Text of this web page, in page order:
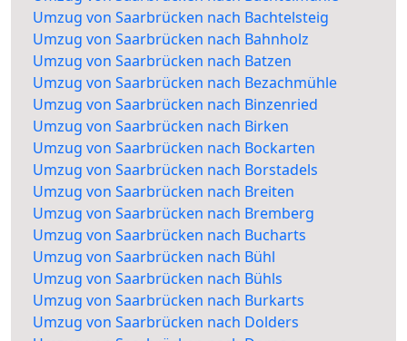
Umzug von Saarbrücken nach Bachtelsteig
Umzug von Saarbrücken nach Bahnholz
Umzug von Saarbrücken nach Batzen
Umzug von Saarbrücken nach Bezachmühle
Umzug von Saarbrücken nach Binzenried
Umzug von Saarbrücken nach Birken
Umzug von Saarbrücken nach Bockarten
Umzug von Saarbrücken nach Borstadels
Umzug von Saarbrücken nach Breiten
Umzug von Saarbrücken nach Bremberg
Umzug von Saarbrücken nach Bucharts
Umzug von Saarbrücken nach Bühl
Umzug von Saarbrücken nach Bühls
Umzug von Saarbrücken nach Burkarts
Umzug von Saarbrücken nach Dolders